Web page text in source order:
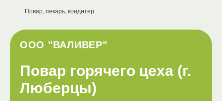
ООО "ВАЛИВЕР"
Повар, пекарь, кондитер
Повар горячего цеха (г.
Люберцы)